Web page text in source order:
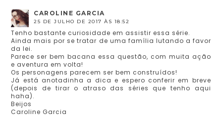
CAROLINE GARCIA
25 DE JULHO DE 2017 ÀS 18:52
Tenho bastante curiosidade em assistir essa série.
Ainda mais por se tratar de uma família lutando a favor
da lei.
Parece ser bem bacana essa questão, com muita ação
e aventura em volta!
Os personagens parecem ser bem construídos!
Já está anotadinha a dica e espero conferir em breve
(depois de tirar o atraso das séries que tenho aqui
haha).
Beijos
Caroline Garcia